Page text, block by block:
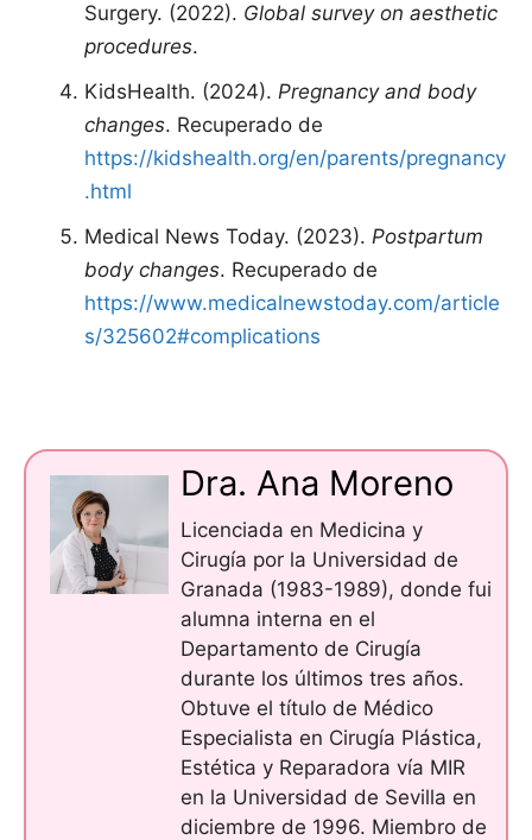
Surgery. (2022). Global survey on aesthetic
procedures.
KidsHealth. (2024). Pregnancy and body
changes. Recuperado de
https://kidshealth.org/en/parents/pregnancy
.html
Medical News Today. (2023). Postpartum
body changes. Recuperado de
https://www.medicalnewstoday.com/article
s/325602#complications
Dra. Ana Moreno
Licenciada en Medicina y
Cirugía por la Universidad de
Granada (1983-1989), donde fui
alumna interna en el
Departamento de Cirugía
durante los últimos tres años.
Obtuve el título de Médico
Especialista en Cirugía Plástica,
Estética y Reparadora vía MIR
en la Universidad de Sevilla en
diciembre de 1996. Miembro de